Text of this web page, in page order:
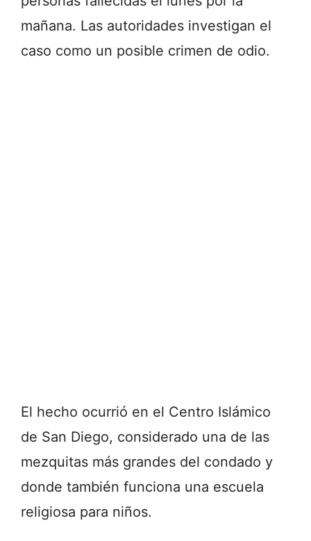
mañana. Las autoridades investigan el
caso como un posible crimen de odio.
El hecho ocurrió en el Centro Islámico
de San Diego, considerado una de las
mezquitas más grandes del condado y
donde también funciona una escuela
religiosa para niños.